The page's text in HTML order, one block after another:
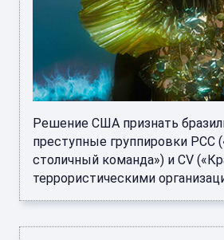
Решение США признать
преступные группировки PCC
столичный команда») и CV
террористическими